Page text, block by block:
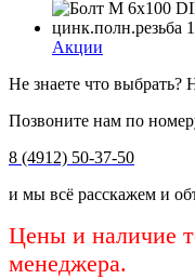
Акции
Не знаете что выбрать?
Позвоните нам по
8 (4912) 50-37-50
и мы всё расскажем и
Цены и наличие
менеджера.